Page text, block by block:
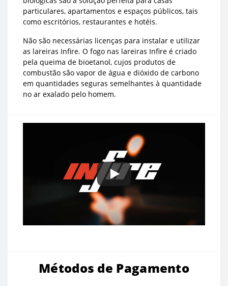
particulares, apartamentos e espaços públicos, tais
como escritórios, restaurantes e hotéis.
Não são necessárias licenças para instalar e utilizar
as lareiras Infire. O fogo nas lareiras Infire é criado
pela queima de bioetanol, cujos produtos de
combustão são vapor de água e dióxido de carbono
em quantidades seguras semelhantes à quantidade
no ar exalado pelo homem.
Métodos de Pagamento